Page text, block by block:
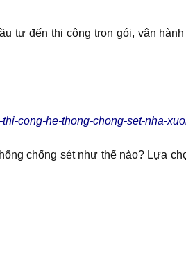
tư đến thi công trọn gói, vận
cong-he-thong-chong-set-nha-
chống sét như thế nào? Lựa